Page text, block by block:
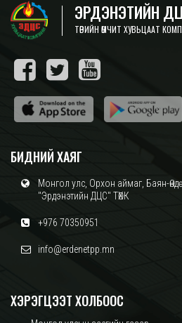
ЭРДЭНЭТИЙН
ТӨРИЙН ӨМЧИТ ХУВЬЦААТ
БИДНИЙ ХАЯГ
Монгол улс, Орхон аймаг, Баян-
"Эрдэнэтийн ДЦС" ТӨХК
+976 70350951
info@erdenetpp.mn
ХЭРЭГЦЭЭТ ХОЛБООС